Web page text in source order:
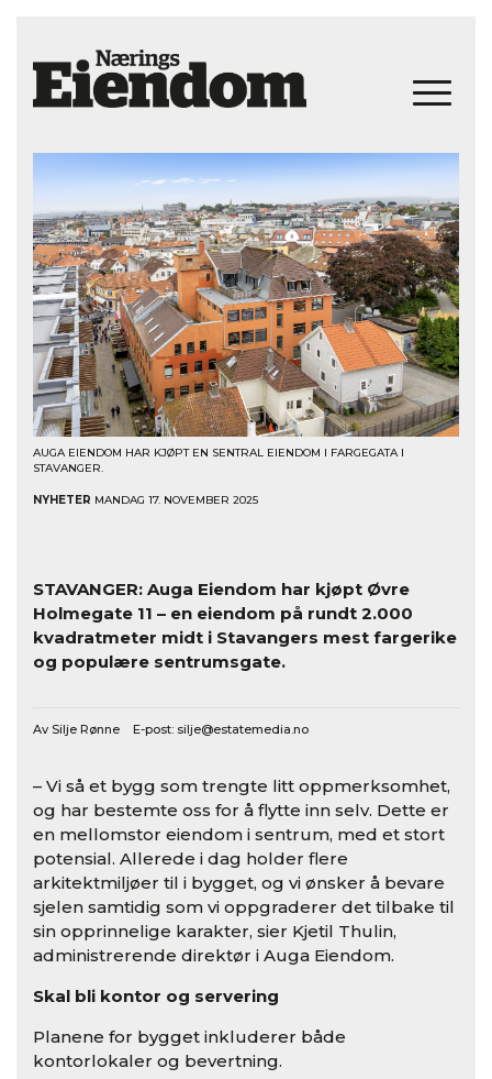
AUGA EIENDOM HAR KJØPT EN SENTRAL EIENDOM I FARGEGATA I
STAVANGER.
NYHETER MANDAG 17. NOVEMBER 2025
STAVANGER: Auga Eiendom har kjøpt Øvre
Holmegate 11 – en eiendom på rundt 2.000
kvadratmeter midt i Stavangers mest fargerike
og populære sentrumsgate.
Av Silje Rønne E-post: silje@estatemedia.no
– Vi så et bygg som trengte litt oppmerksomhet,
og har bestemte oss for å flytte inn selv. Dette er
en mellomstor eiendom i sentrum, med et stort
potensial. Allerede i dag holder flere
arkitektmiljøer til i bygget, og vi ønsker å bevare
sjelen samtidig som vi oppgraderer det tilbake til
sin opprinnelige karakter, sier Kjetil Thulin,
administrerende direktør i Auga Eiendom.
Skal bli kontor og servering
Planene for bygget inkluderer både
kontorlokaler og bevertning.